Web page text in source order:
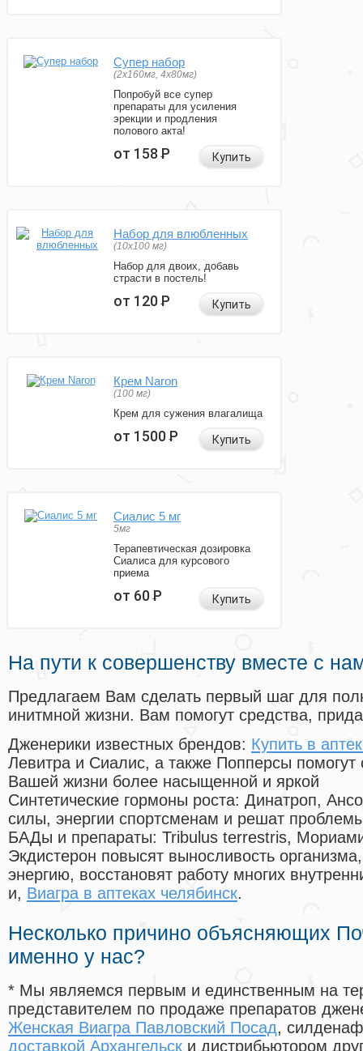
Супер набор
(2х160мг, 4х80мг)
Попробуй все супер
препараты для усиления
эрекции и продления
полового акта!
от 158Р Купить
Набор для влюбленных
(10х100 мг)
Набор для двоих, добавь
страсти в постель!
от 120Р Купить
Крем Naron
(100 мг)
Крем для сужения влагалища
от 1500Р Купить
Сиалис 5 мг
5мг
Терапевтическая дозировка
Сиалиса для курсового
приема
от 60Р Купить
На пути к совершенству вместе с
Предлагаем Вам сделать первый шаг для
инитмной жизни. Вам помогут средства,
Дженерики известных брендов: Купить в
Левитра и Сиалис, а также Попперсы помогут
Вашей жизни более насыщенной и яркой
Синтетические гормоны роста: Динатроп,
силы, энергии спортсменам и решат
БАДы и препараты: Tribulus terrestris,
Экдистерон повысят выносливость
энергию, восстановят работу многих
и, Виагра в аптеках челябинск.
Несколько причино объясняющих
именно у нас?
* Мы являемся первым и единственным на
представителем по продаже препаратов
Женская Виагра Павловский Посад,
доставкой Архангельск и дистрибьютором